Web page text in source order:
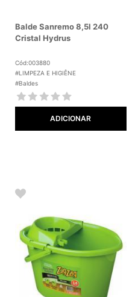
Balde Sanremo 8,5l 240
Cristal Hydrus
Cód:003880
#LIMPEZA E HIGIÊNE
#Baldes
ADICIONAR